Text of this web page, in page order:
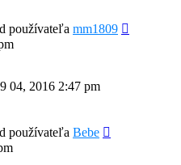
používateľa mm1809
04, 2016 2:47 pm
používateľa Bebe